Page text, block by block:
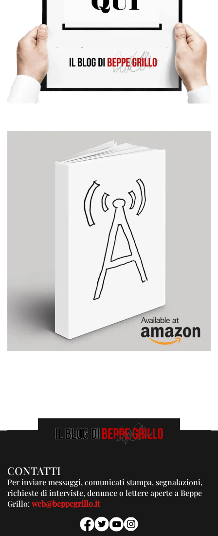
CONTATTI
Per inviare messaggi, comunicati stampa, segnalazioni,
richieste di interviste, denunce o lettere aperte a Beppe
Grillo:web@beppegrillo.it